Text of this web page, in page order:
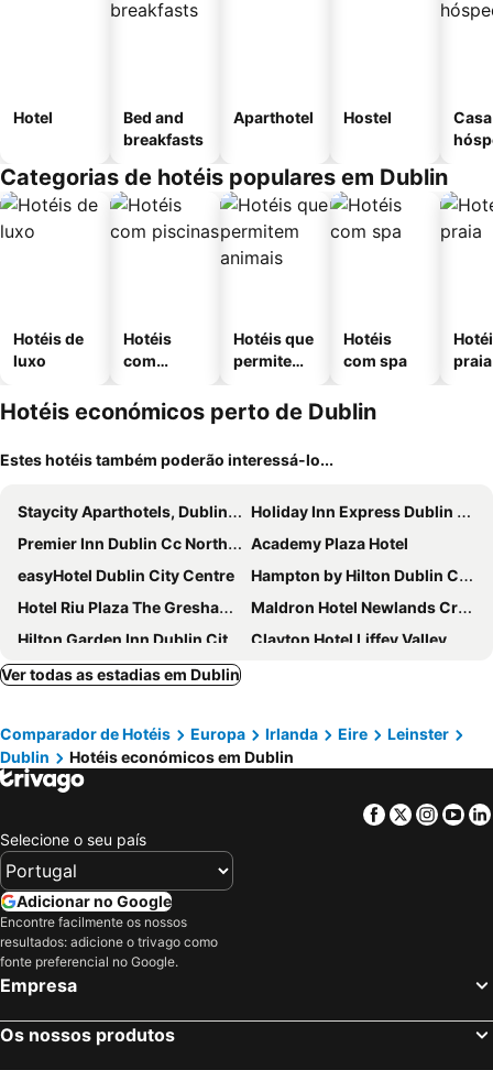
Hotel
Bed and
breakfasts
Aparthotel Hostel
Categorias de hotéis populares em Dublin
Hotéis de
luxo
Hotéis
com
Hotéis que
permitem
Hotéis
com spa
praia
Hotéis económicos perto de Dublin
Estes hotéis também poderão interessá-lo...
Staycity Aparthotels, Dublin, City Centre
Holiday Inn Express Dublin City Centre By Ihg
Premier Inn Dublin Cc North Docklands
Academy Plaza Hotel
easyHotel Dublin City Centre
Hampton by Hilton Dublin City Centre
Hotel Riu Plaza The Gresham Dublin
Maldron Hotel Newlands Cross
Hilton Garden Inn Dublin City Centre
Clayton Hotel Liffey Valley
Point A Hotel Dublin Parnell Street
Crowne Plaza Dublin Airport by IHG
Staycity Aparthotels Dublin Tivoli
Marlin Hotel Stephens Green
Crowne Plaza Dublin - Blanchardstown by IHG
Hilton Dublin
Premier Inn Dublin City Centre (The Liberties) hotel
The Croke Park Hotel
Ruby Molly Hotel Dublin
Travelodge Plus Dublin City Centre
Maldron Hotel Parnell Square
Temple Bar Inn
Dublin City Centre (Gloucester Street South) Hotel
Aspect Hotel Park West
Leonardo Hotel Dublin Christchurch
Ver todas as estadias em Dublin
Comparador de Hotéis Europa Irlanda Eire
Leinster
Dublin
Hotéis económicos em Dublin
Facebook
Twitter
Selecione o seu país
Adicionar no Google
Encontre facilmente os nossos
resultados: adicione o trivago como
fonte preferencial no Google.
Empresa
Os nossos produtos